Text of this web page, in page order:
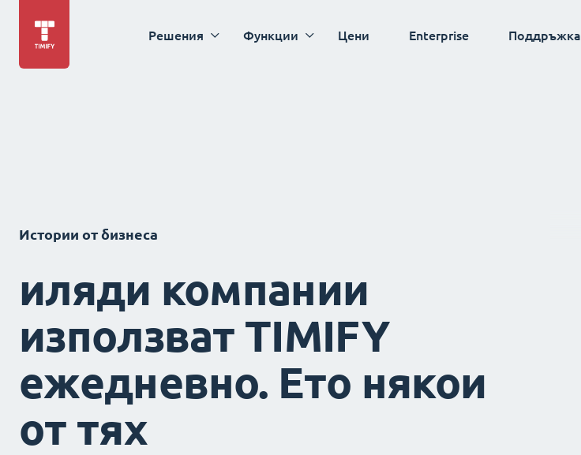
Решения Функции Цени Enterprise Поддръжка
Истории от бизнеса
иляди компании
използват TIMIFY
ежедневно. Ето някои
от тях